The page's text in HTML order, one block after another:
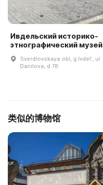
Ивдельский историко-
этнографический музей
Sverdlovskaya obl, g Ivdelʹ, ul
Danilova, d 78
类似的博物馆